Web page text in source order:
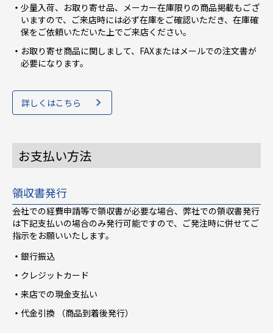
少量入荷、お取り寄せ品、メーカー在庫限りの商品掲載もござ
いますので、ご来店時には必ず在庫をご確認いただき、在庫確
保をご依頼いただいた上でご来店ください。
お取り寄せ商品に関しまして、FAXまたはメールでの注文書が
必要になります。
詳しくはこちら
お支払い方法
領収書発行
会社での経費申請等で領収書が必要な場合、弊社での領収書発行
は下記支払いの場合のみ発行可能ですので、ご発注時に併せてご
指示をお願いいたします。
銀行振込
クレジットカード
来店での現金支払い
代金引換 （商品到着後発行）